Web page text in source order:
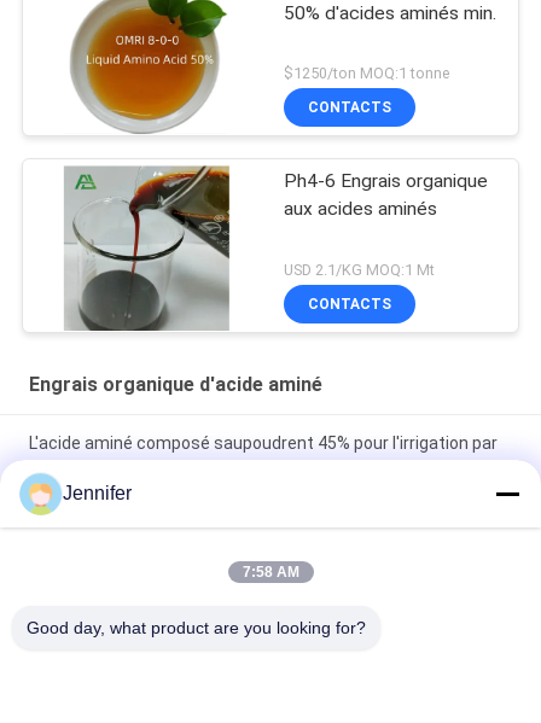
50% d'acides aminés min.
$1250/ton MOQ:1 tonne
CONTACTS
Ph4-6 Engrais organique
aux acides aminés
USD 2.1/KG MOQ:1 Mt
CONTACTS
Engrais organique d'acide aminé
L'acide aminé composé saupoudrent 45% pour l'irrigation par
égouttement de rinçage de vapeur foliaire d'usines
Multipliez la chaîne d'engrais organique d'acide aminé
Organic de soja pour l'agriculture biologique
Jennifer
7:58 AM
Good day, what product are you looking for?